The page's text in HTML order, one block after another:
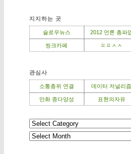
지지하는 곳
슬로우뉴스 2012 언론 총파
씽크카페 ㅍㅍㅅㅅ
관심사
소통층위 연결 데이터 저널리즘
만화 종다양성 표현의자유